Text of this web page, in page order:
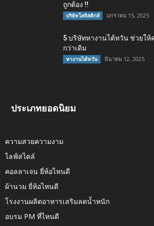
ถูกต้อง !!
บริษัทโลจิสติกส์ มกราคม 15, 2025
5 บริษัทหางานไต้หวัน ช่วยใ
กว่าเดิม
หางานไต้หวัน มีนาคม 12, 2025
ประเภทยอดนิยม
ความสวยความงาม
ไลฟ์สไตล์
คอลลาเจน ยี่ห้อไหนดี
ผ้านวม ยี่ห้อไหนดี
โรงงานผลิตอาหารเสริมลดน้ำหนัก
อบรม PM ที่ไหนดี